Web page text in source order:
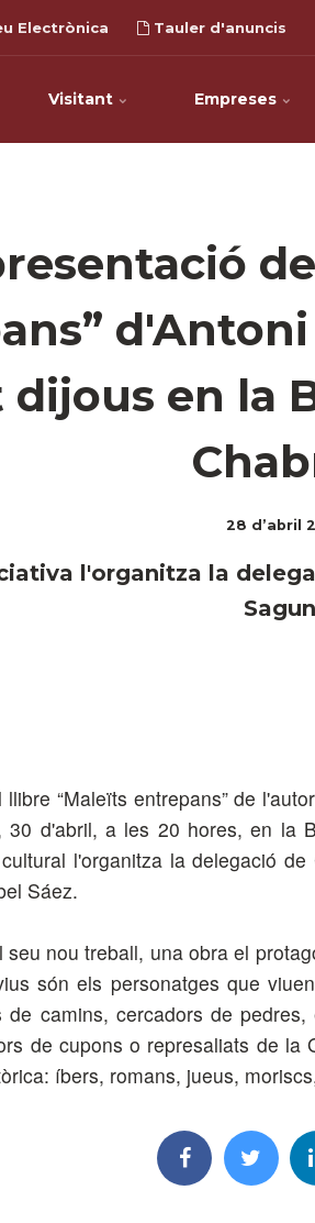
Electrònica Tauler d'anuncis
Visitant Empreses
dijous en la
28 d’abril
l'organitza la
“Maleïts entrepans” de
30 d'abril, a les 20 hores, en la
l'organitza la delegació
Sáez.
seu nou treball, una obra el
són els personatges que
de camins, cercadors de
de cupons o represaliats de
íbers, romans, jueus,